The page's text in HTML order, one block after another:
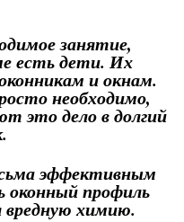
занятие,
есть дети. Их
и окнам.
необходимо,
это дело в долгий
эффективным
профиль
химию.